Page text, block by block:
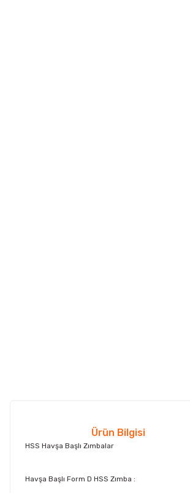
Ürün Bilgisi
HSS Havşa Başlı Zımbalar
Havşa Başlı Form D HSS Zımba :